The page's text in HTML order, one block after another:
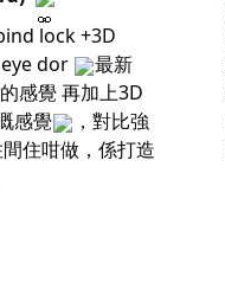
lock +3D
dor
最新
感覺 再加上3D
感覺
，對比強
住咁做，係打造